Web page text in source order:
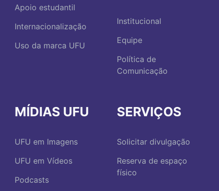
Apoio estudantil
Internacionalização
Uso da marca UFU
Institucional
Equipe
Política de
Comunicação
MÍDIAS UFU
UFU em Imagens
UFU em Vídeos
Podcasts
SERVIÇOS
Solicitar divulgação
Reserva de espaço
físico